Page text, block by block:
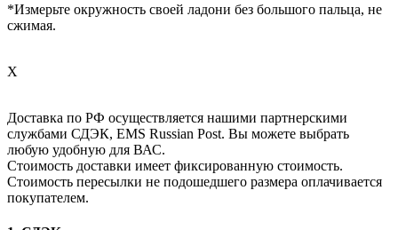
*Измерьте окружность своей ладони без большого пальца, не
сжимая.
X
Доставка по РФ осуществляется нашими партнерскими
службами СДЭК, EMS Russian Post. Вы можете выбрать
любую удобную для ВАС.
Стоимость доставки имеет фиксированную стоимость.
Стоимость пересылки не подошедшего размера оплачивается
покупателем.